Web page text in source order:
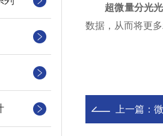
超微量分光
数据，从而将更
上一篇：